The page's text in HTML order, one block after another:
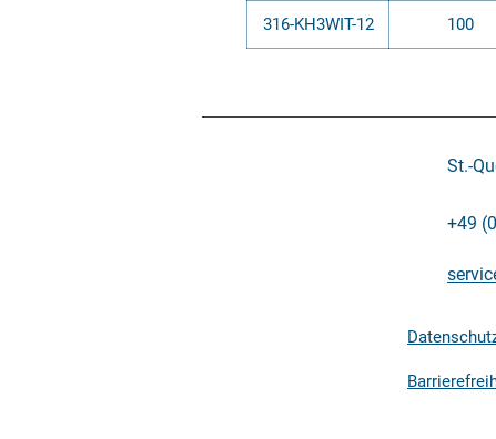
316-KH3WIT-12 100
+49
St.-